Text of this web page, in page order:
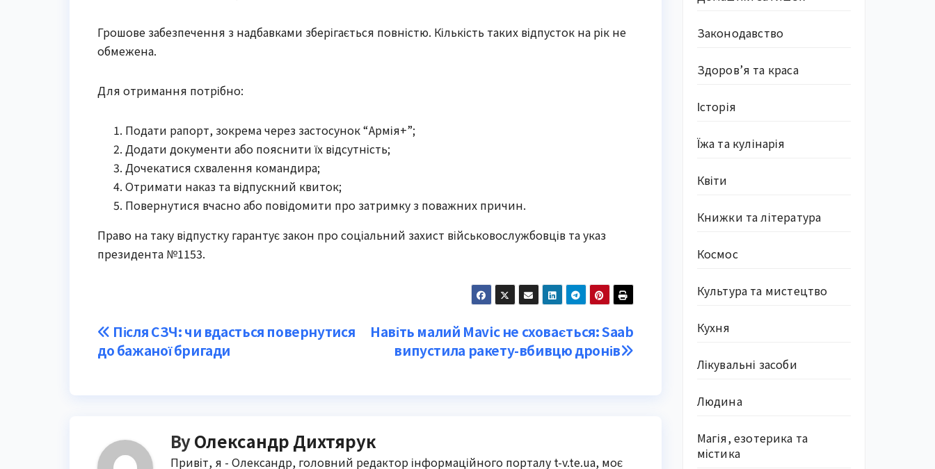
Грошове забезпечення з надбавками зберігається повністю. Кількість таких відпусток на рік не
обмежена.
Для отримання потрібно:
Подати рапорт, зокрема через застосунок “Армія+”;
Додати документи або пояснити їх відсутність;
Дочекатися схвалення командира;
Отримати наказ та відпускний квиток;
Повернутися вчасно або повідомити про затримку з поважних причин.
Право на таку відпустку гарантує закон про соціальний захист військовослужбовців та указ
президента №1153.
Post
navigation
Навіть малий Mavic не сховається: Saab
випустила ракету-вбивцю дронів
Після СЗЧ: чи вдасться повернутися
до бажаної бригади
ByОлександр Дихтярук
Привіт, я - Олександр, головний редактор інформаційного порталу t-v.te.ua, моє
Законодавство
Здоров’я та краса
Історія
Їжа та кулінарія
Квіти
Книжки та література
Космос
Культура та мистецтво
Кухня
Лікувальні засоби
Людина
Магія, езотерика та
містика